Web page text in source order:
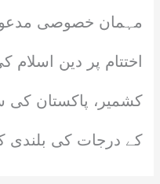
مہمان خصوصی مدعو
اختتام پر دین
کشمیر، پاکستان کی
کے درجات کی بلندی